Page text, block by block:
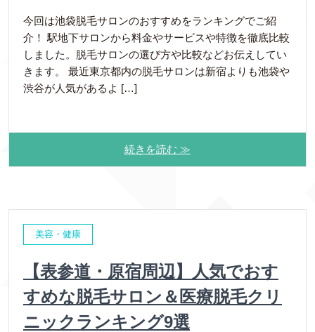
今回は池袋脱毛サロンのおすすめをランキングでご紹
介！ 駅地下サロンから料金やサービスや特徴を徹底比較
しました。脱毛サロンの選び方や比較などお伝えしてい
きます。 最近東京都内の脱毛サロンは新宿よりも池袋や
渋谷が人気があるよ […]
続きを読む ≫
美容・健康
【表参道・原宿周辺】人気でおす
すめな脱毛サロン＆医療脱毛クリ
ニックランキング9選